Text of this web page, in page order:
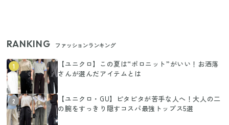
RANKING ファッションランキング
1
【ユニクロ】この夏は“ポロニット”がいい！お洒落
さんが選んだアイテムとは
2
【ユニクロ・GU】ピタピタが苦手な人へ！大人の二
の腕をすっきり隠すコスパ最強トップス5選